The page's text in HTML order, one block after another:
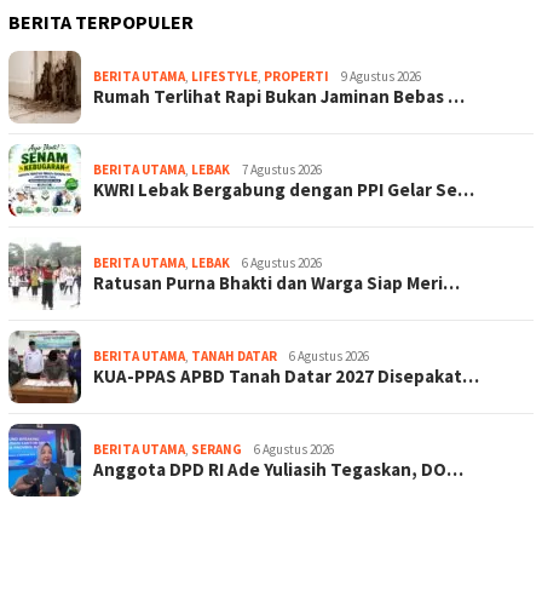
BERITA TERPOPULER
BERITA UTAMA, LIFESTYLE, PROPERTI 9 Agustus 2026
Rumah Terlihat Rapi Bukan Jaminan Bebas …
BERITA UTAMA, LEBAK 7 Agustus 2026
KWRI Lebak Bergabung dengan PPI Gelar Se…
BERITA UTAMA, LEBAK 6 Agustus 2026
Ratusan Purna Bhakti dan Warga Siap Meri…
BERITA UTAMA, TANAH DATAR 6 Agustus 2026
KUA-PPAS APBD Tanah Datar 2027 Disepakat…
BERITA UTAMA, SERANG 6 Agustus 2026
Anggota DPD RI Ade Yuliasih Tegaskan, DO…